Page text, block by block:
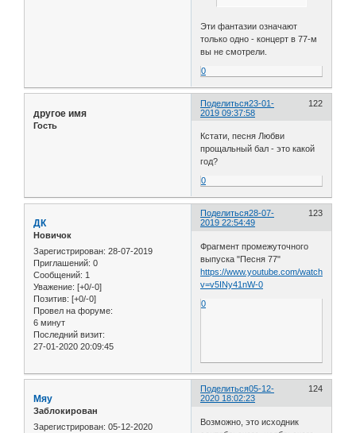
Эти фантазии означают
только одно - концерт в 77-м
вы не смотрели.
0
Поделиться 122
23-01-
2019 09:37:58
другое имя
Гость
Кстати, песня Любви
прощальный бал - это какой
год?
0
Поделиться 123
28-07-
2019 22:54:49
ДК
Новичок
Зарегистрирован: 28-07-2019
Приглашений: 0
Сообщений: 1
Уважение: [+0/-0]
Позитив: [+0/-0]
Провел на форуме:
6 минут
Последний визит:
27-01-2020 20:09:45
Фрагмент промежуточного
выпуска "Песня 77"
https://www.youtube.com/watch?
v=v5INy41nW-0
0
Поделиться 124
05-12-
2020 18:02:23
Мяу
Заблокирован
Зарегистрирован: 05-12-2020
Возможно, это исходник